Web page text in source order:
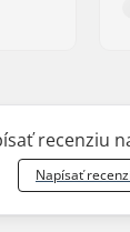
recenziu
Napísať